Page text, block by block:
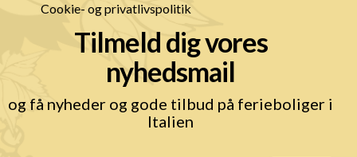
Cookie- og privatlivspolitik
Tilmeld dig vores
nyhedsmail
og få nyheder og gode tilbud på ferieboliger i
Italien